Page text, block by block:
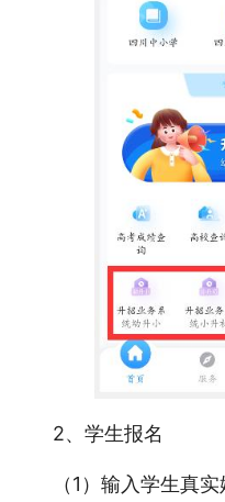
2、学生报名
（1）输入学生真